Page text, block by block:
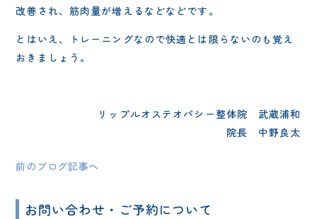
改善され、筋肉量が増えるなどなどです。
とはいえ、トレーニングなので快適とは限らないのも覚え
おきましょう。
リップルオステオパシー整体院 武蔵浦和
院長 中野良太
前のブログ記事へ
お問い合わせ・ご予約について